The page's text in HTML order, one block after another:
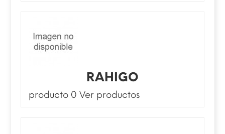
RAHIGO
producto 0 Ver productos